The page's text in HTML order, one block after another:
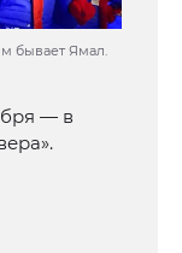
бывает Ямал.
— в